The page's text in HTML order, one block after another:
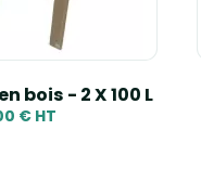
bois - 2 X 100 L
€ HT